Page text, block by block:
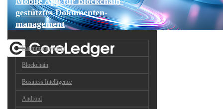
gestütztes Dokumenten-
management
Datenmanagement
Blockchain
Business Intelligence
Android